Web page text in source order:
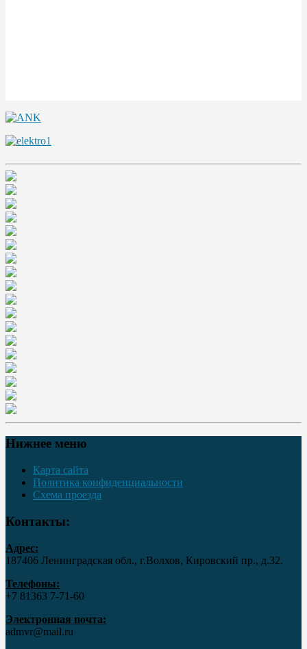
Нижнее меню
Карта сайта
Политика конфиденциальности
Схема проезда
Контакты:
Адрес:
187406 Ленинградская обл., г.Волхов, Кировский пр., д.32.
Телефоны:
+7 81363 7‑71-60
Электронная почта:
admvr@mail.ru